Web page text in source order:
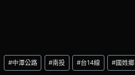
Post
Tags:
#中潭公路 #南投 #台14線 #國姓鄉